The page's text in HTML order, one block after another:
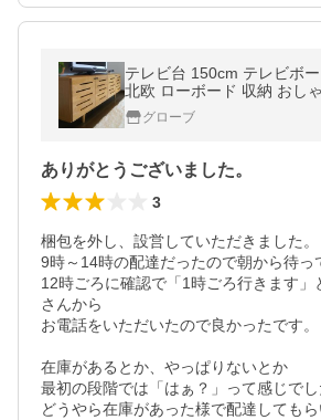
テレビ台 150cm テレビボ
北欧 ローボード 収納 おし
グローブ
ありがとうございました。
3
梱包を外し、設営していただきました。
9時～14時の配達だったので朝から待っ
12時ごろに確認で「1時ごろ行きます」
さんから
お電話をいただいたので良かったです。
在庫があるとか、やっぱりないとか
最初の段階では「はぁ？」って感じでし
どうやら在庫があった様で配達してもら